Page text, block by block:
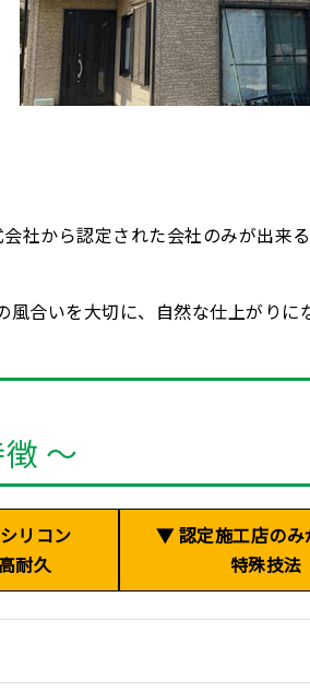
社から認定された会社のみが出来る
合いを大切に、自然な仕上がりに
～
リコン
耐久
▼ 認定施工店のみ
特殊技法